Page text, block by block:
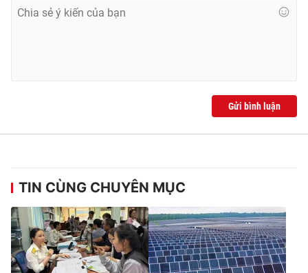
Liên hệ quảng cáo:
024-7300.7108
thuận bằng văn bản. Ghi rõ nguồn VTV.vn khi phát hành lại
thông tin từ website này.
Gửi bình luận
TIN CÙNG CHUYÊN MỤC